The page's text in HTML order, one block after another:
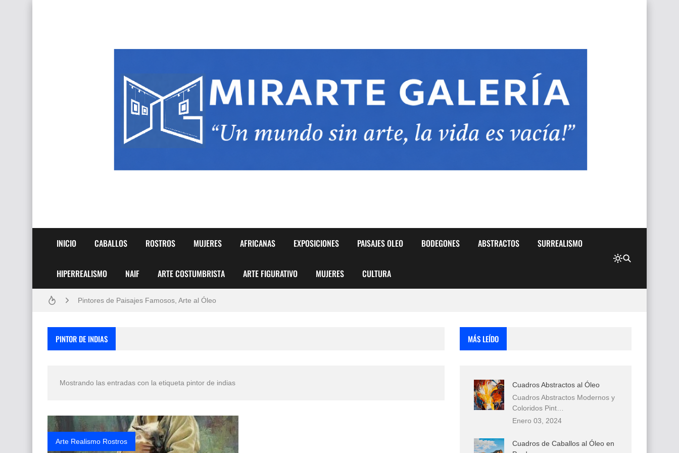
INICIO CABALLOS ROSTROS MUJERES AFRICANAS EXPOSICIONES PAISAJES OLEO BODEGONES ABSTRACTOS SURREALISMO
HIPERREALISMO NAIF ARTE COSTUMBRISTA ARTE FIGURATIVO MUJERES CULTURA
Frutas y Flores Para Colorear Imágenes
Pintores de Paisajes Famosos, Arte al Óleo
Rostros Bellos, La Perfección del Dibujo A Lápiz, Biryulina Vita
Fotos Artísticas de las Actrices de Hollywood Más Bellas del Mundo
PINTOR DE INDIAS
Mostrando las entradas con la etiqueta pintor de indias
Arte Realismo Rostros
MÁS LEÍDO
Cuadros Abstractos al Óleo
Cuadros Abstractos Modernos y
Coloridos Pint…
Enero 03, 2024
Cuadros de Caballos al Óleo en